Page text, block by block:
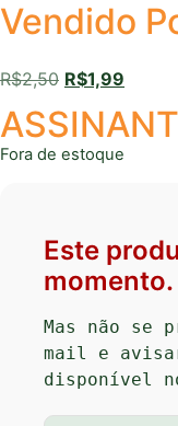
Vendido
R$2,50 R$1,99
Fora de estoque
Este
momento.
Mas não se
mail e
disponível